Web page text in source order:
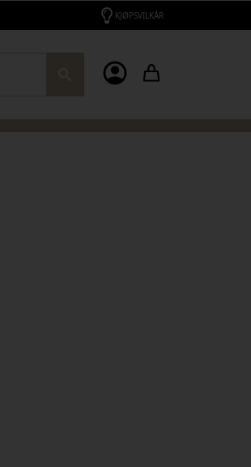
KJØPSVILKÅR